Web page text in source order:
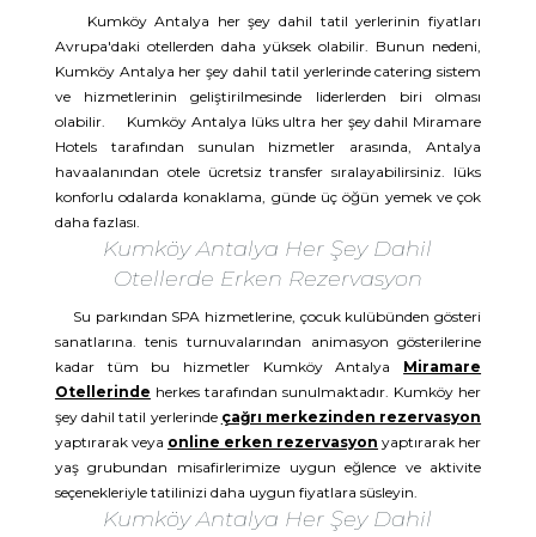
Kumköy Antalya her şey dahil tatil yerlerinin fiyatları
Avrupa'daki otellerden daha yüksek olabilir. Bunun nedeni,
Kumköy Antalya her şey dahil tatil yerlerinde catering sistem
ve hizmetlerinin geliştirilmesinde liderlerden biri olması
olabilir. Kumköy Antalya lüks ultra her şey dahil Miramare
Hotels tarafından sunulan hizmetler arasında, Antalya
havaalanından otele ücretsiz transfer sıralayabilirsiniz. lüks
konforlu odalarda konaklama, günde üç öğün yemek ve çok
daha fazlası.
Kumköy Antalya Her Şey Dahil
Otellerde Erken Rezervasyon
Su parkından SPA hizmetlerine, çocuk kulübünden gösteri
sanatlarına. tenis turnuvalarından animasyon gösterilerine
kadar tüm bu hizmetler Kumköy Antalya Miramare
Otellerinde herkes tarafından sunulmaktadır. Kumköy her
şey dahil tatil yerlerinde çağrı merkezinden rezervasyon
yaptırarak veya online erken rezervasyon yaptırarak her
yaş grubundan misafirlerimize uygun eğlence ve aktivite
seçenekleriyle tatilinizi daha uygun fiyatlara süsleyin.
Kumköy Antalya Her Şey Dahil